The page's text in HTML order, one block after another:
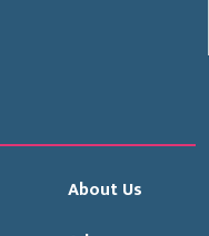
About Us